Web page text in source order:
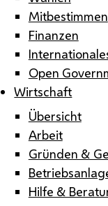
Mitbestimmen
Finanzen
Open
Wirtschaft
Übersicht
Arbeit
Gründen &
Hilfe &